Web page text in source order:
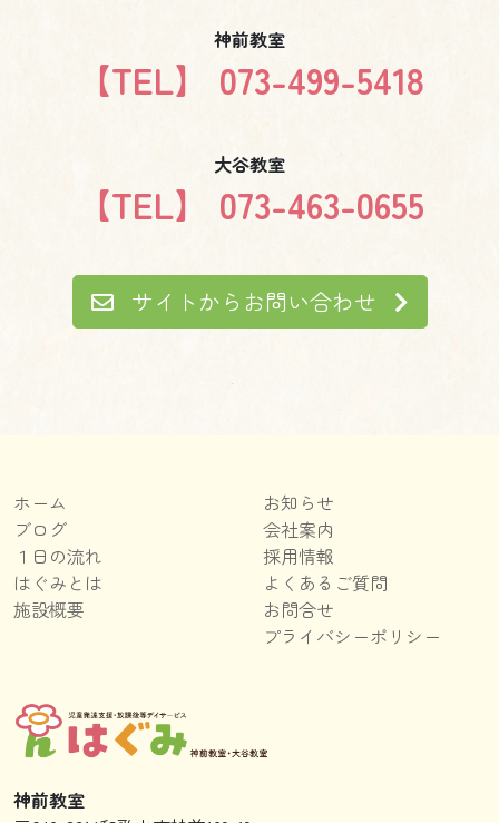
神前教室
【TEL】 073-499-5418
大谷教室
【TEL】 073-463-0655
サイトからお問い合わせ
神前教室
ホーム
ブログ
１日の流れ
はぐみとは
施設概要
お知らせ
会社案内
採用情報
よくあるご質問
お問合せ
プライバシーポリシー